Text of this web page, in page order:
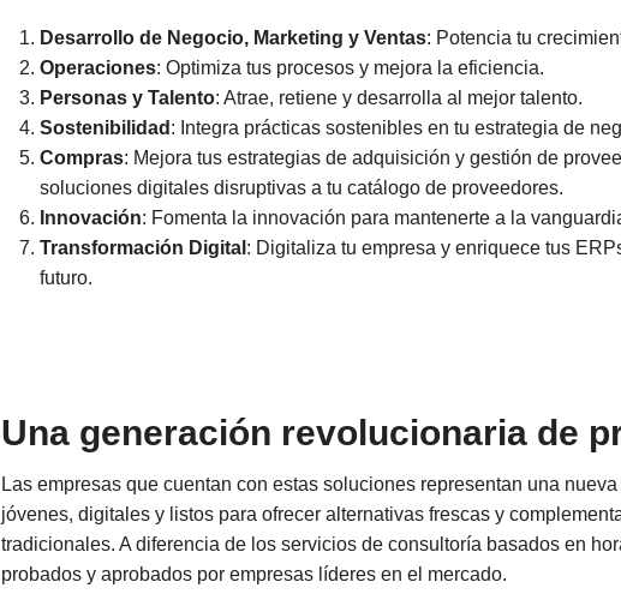
Desarrollo de Negocio, Marketing y Ventas: Potencia tu
Operaciones: Optimiza tus procesos y mejora la eficiencia.
Personas y Talento: Atrae, retiene y desarrolla al mejor talento.
Sostenibilidad : Integra prácticas sostenibles en tu estrategia de
Compras: Mejora tus estrategias de adquisición y gestión de
soluciones digitales disruptivas a tu catálogo de proveedores.
Innovación: Fomenta la innovación para mantenerte a la
Transformación Digital : Digitaliza tu empresa y enriquece tus
futuro.
Una generación revolucionaria de
Las empresas que cuentan con estas soluciones representan una
jóvenes, digitales y listos para ofrecer alternativas frescas y
tradicionales. A diferencia de los servicios de consultoría basados en
probados y aprobados por empresas líderes en el mercado.